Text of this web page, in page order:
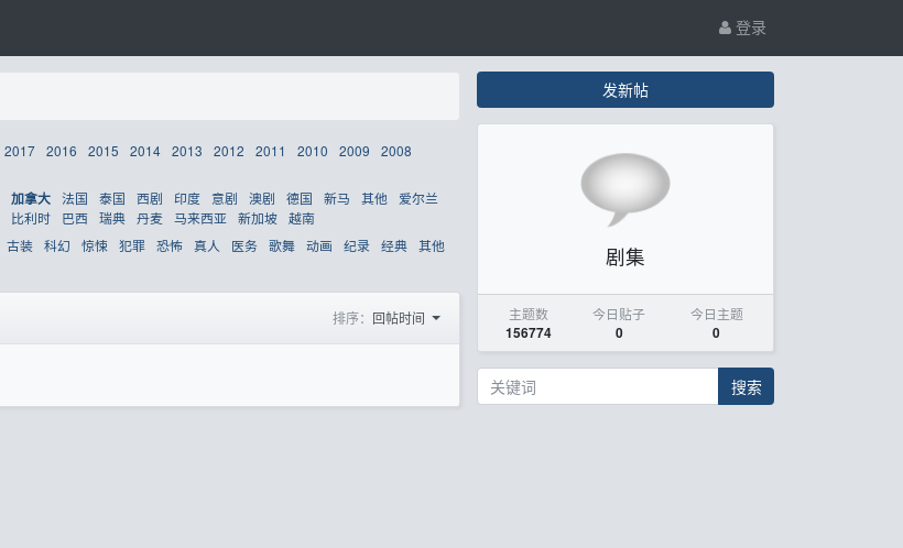
登录
2017 2016 2015 2014 2013 2012 2011 2010 2009
2008
加拿大 法国 泰国 西剧 印度 意剧 澳剧 德国 新马 其他
爱尔兰
比利时 巴西 瑞典 丹麦 马来西亚 新加坡 越南
古装 科幻 惊悚 犯罪 恐怖 真人 医务 歌舞 动画 纪录 经典 其他
排序： 回帖时间
发新帖
剧集
主题数
156774
今日贴子
0
今日主题
0
搜索